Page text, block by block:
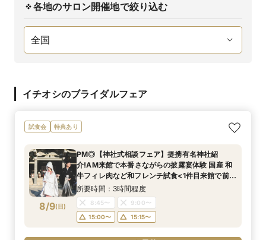
各地のサロン開催地で絞り込む
イチオシのブライダルフェア
試食会 特典あり
8/9(日)
PM◎【神社式相談フェア】提携有名神社紹
介!AM来館で本番さながらの披露宴体験 国産 和
牛フィレ肉など和フレンチ試食<1件目来館で前撮
り10万円分特典>
所要時間：3時間程度
8:45〜
9:00〜
15:00〜
15:15〜